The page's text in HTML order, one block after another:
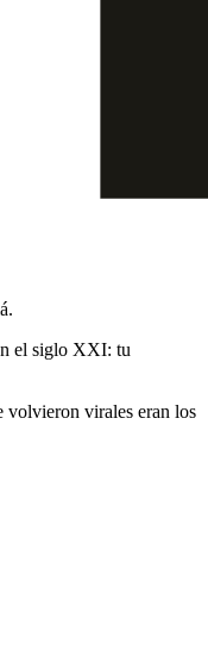
el siglo XXI: tu
volvieron virales eran los